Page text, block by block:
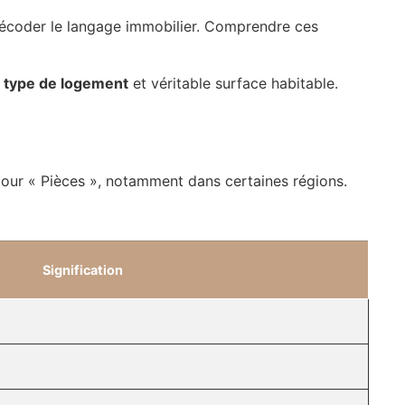
le langage immobilier. Comprendre ces
type de logement et véritable surface habitable.
« Pièces », notamment dans certaines régions.
Signification